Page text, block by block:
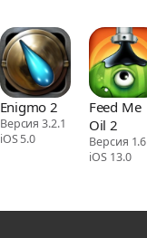
Enigmo 2
Версия 3.2.1
iOS 5.0
Feed Me
Oil 2
Версия 1.6
iOS 13.0